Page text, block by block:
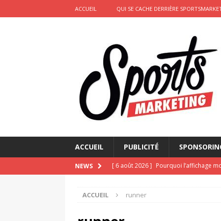
ACCUEIL QUI SE CACHE DERRIÈRE
ACCUEIL PUBLICITÉ
NEWS [ 6 août 2026 ] Pourquoi l’affichage
[ 4 août 2026 ]
ACCUEIL runner